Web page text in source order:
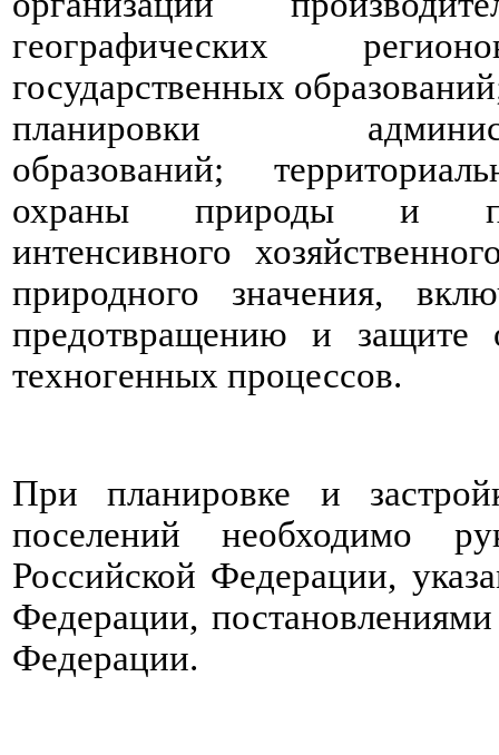
географических
государственных
планировки
образований;
охраны природы и
интенсивного
природного значения,
предотвращению и
техногенных процессов.
При планировке и
поселений необходимо
Российской Федерации,
Федерации,
Федерации.